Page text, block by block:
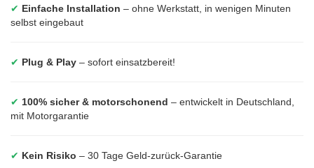
✔ Einfache Installation – ohne Werkstatt, in wenigen Minuten
selbst eingebaut
✔ Plug & Play – sofort einsatzbereit!
✔ 100% sicher & motorschonend – entwickelt in Deutschland,
mit Motorgarantie
✔ Kein Risiko – 30 Tage Geld-zurück-Garantie